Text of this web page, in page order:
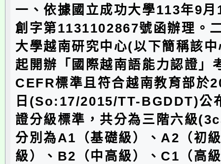
一、依據國立成功大學113年9
創字第1131102867號函辦理。
大學越南研究中心(以下簡稱該
起開辦「國際越南語能力認證」
CEFR標準且符合越南教育部於
日(So:17/2015/TT-BGDDT)公
證分級標準，共分為三階六級
分別為A1（基礎級）、A2（初
級）、B2（中高級）、C1（高